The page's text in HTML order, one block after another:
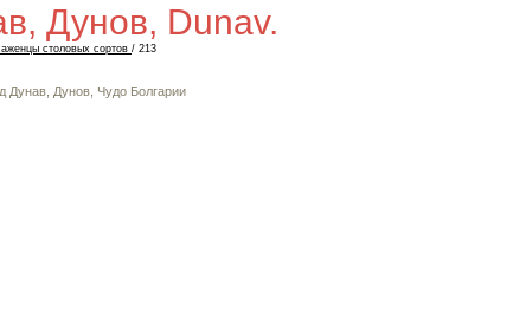
Дунов, Dunav.
столовых сортов / 213